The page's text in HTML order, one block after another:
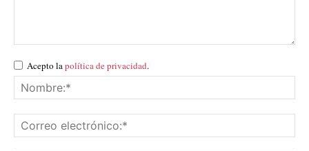
Acepto lapolítica de privacidad.